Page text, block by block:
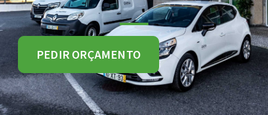
PEDIR ORÇAMENTO